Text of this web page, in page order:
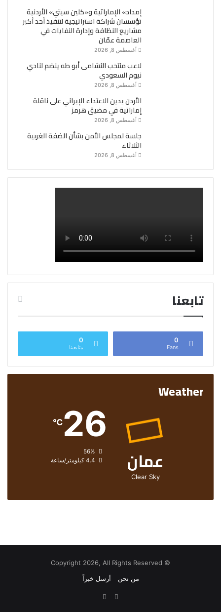
إمداد» الإماراتية و«كلين سيتي» الأردنية
تؤسسان شراكة استراتيجية لتنفيذ أحد أكبر
مشاريع النظافة وإدارة النفايات في
العاصمة عمّان
أغسطس 8, 2026
لاعب منتخب النشامى أبو طه ينضم لنادي
نيوم السعودي
أغسطس 8, 2026
الأردن يدين الاعتداء الإيراني على ناقلة
إماراتية في مضيق هرمز
أغسطس 8, 2026
جلسة لمجلس الأمن بشأن الضفة الغربية
الثلاثاء
أغسطس 8, 2026
تابعنا
0
Fans
0
متابعينا
Weather
عمان
Clear Sky
26
℃
الرطوبة:
الرياح:
© Copyright 2026, All Rights Reserved
من نحن
أرسل خبراً